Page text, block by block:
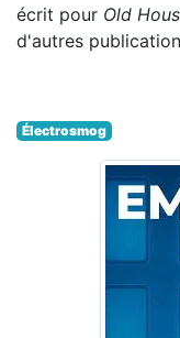
écrit pour Old
d'autres
Électrosmog